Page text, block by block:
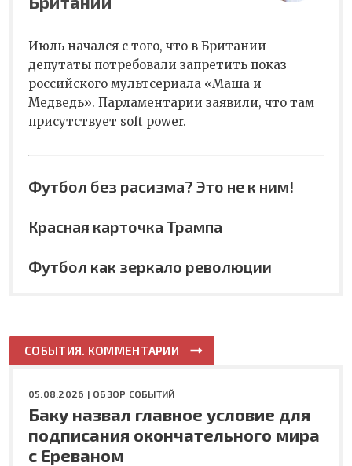
Июль начался с того, что в Британии
депутаты потребовали запретить показ
российского мультсериала «Маша и
Медведь». Парламентарии заявили, что там
присутствует soft power.
Футбол без расизма? Это не к ним!
Красная карточка Трампа
Футбол как зеркало революции
СОБЫТИЯ. КОММЕНТАРИИ
05.08.2026 | ОБЗОР СОБЫТИЙ
Баку назвал главное условие для
подписания окончательного мира
с Ереваном